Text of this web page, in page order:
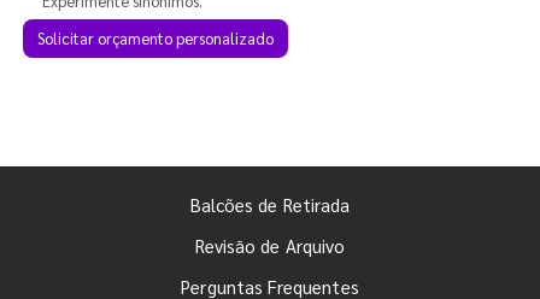
Solicitar orçamento personalizado
Balcões de Retirada
Revisão de Arquivo
Perguntas Frequentes